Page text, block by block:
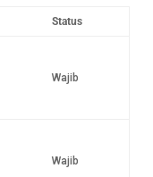
Status
Wajib
Wajib